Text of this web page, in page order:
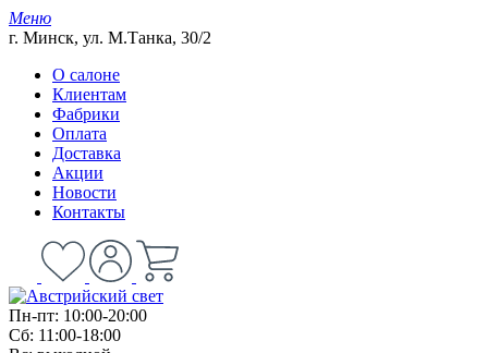
Меню
г. Минск, ул. М.Танка, 30/2
О салоне
Клиентам
Фабрики
Оплата
Доставка
Акции
Новости
Контакты
Пн-пт: 10:00-20:00
Сб: 11:00-18:00